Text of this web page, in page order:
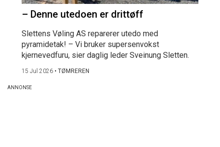
– Denne utedoen er drittøff
Slettens Vøling AS reparerer utedo med
pyramidetak! – Vi bruker supersenvokst
kjernevedfuru, sier daglig leder Sveinung Sletten.
15 Jul 2026 • TØMREREN